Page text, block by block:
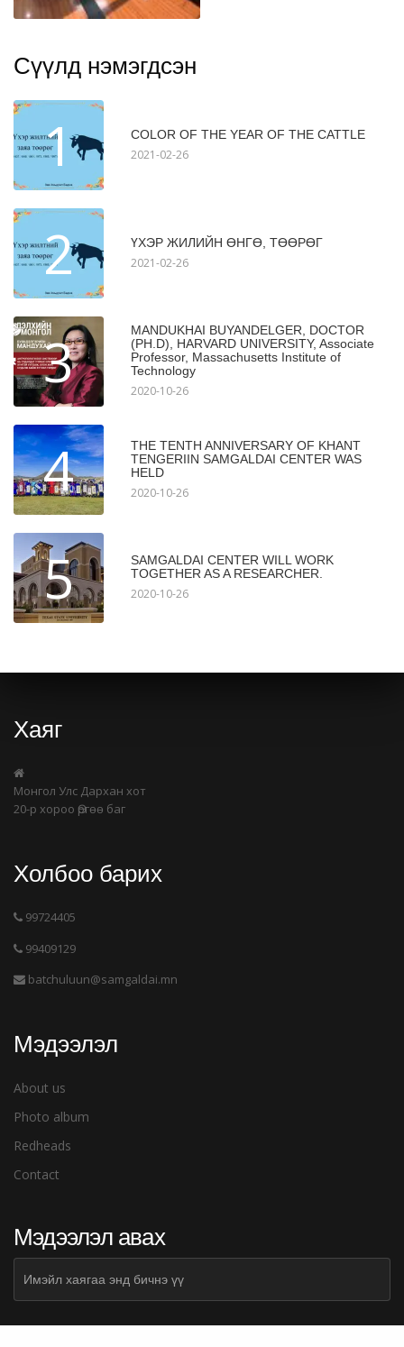
Сүүлд нэмэгдсэн
1 COLOR OF THE YEAR OF THE CATTLE
2021-02-26
2 ҮХЭР ЖИЛИЙН ӨНГӨ, ТӨӨРӨГ
2021-02-26
3
MANDUKHAI BUYANDELGER, DOCTOR
(PH.D), HARVARD UNIVERSITY, Associate
Professor, Massachusetts Institute of
Technology
2020-10-26
4
THE TENTH ANNIVERSARY OF KHANT
TENGERIIN SAMGALDAI CENTER WAS
HELD
2020-10-26
5
SAMGALDAI CENTER WILL WORK
TOGETHER AS A RESEARCHER.
2020-10-26
Хаяг
Монгол Улс Дархан хот
20-р хороо Өргөө баг
Холбоо барих
99724405
99409129
batchuluun@samgaldai.mn
Мэдээлэл
About us
Photo album
Redheads
Contact
Мэдээлэл авах